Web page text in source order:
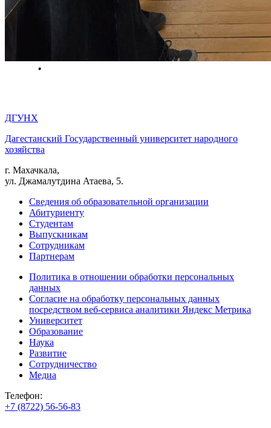
ДГУНХ
Дагестанский Государственный университет народного
хозяйства
г. Махачкала,
ул. Джамалутдина Атаева, 5.
Сведения об образовательной организации
Абитуриенту
Студентам
Выпускникам
Сотрудникам
Партнерам
Политика в отношении обработки персональных
данных
Согласие на обработку персональных данных
посредством веб-сервиса аналитики Яндекс Метрика
Университет
Образование
Наука
Развитие
Сотрудничество
Медиа
Телефон:
+7 (8722) 56-56-83